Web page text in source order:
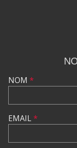
NOM *
EMAIL*